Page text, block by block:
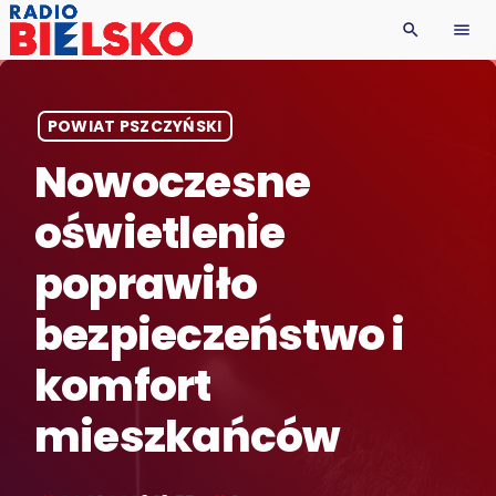
search menu
POWIAT PSZCZYŃSKI
Nowoczesne
oświetlenie
poprawiło
bezpieczeństwo i
komfort
mieszkańców